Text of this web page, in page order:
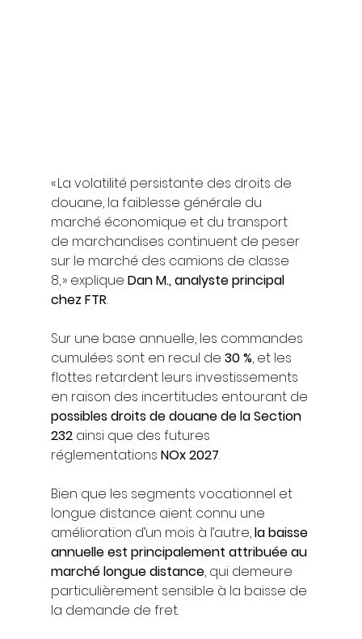
« La volatilité persistante des droits de
douane, la faiblesse générale du
marché économique et du transport
de marchandises continuent de peser
sur le marché des camions de classe
8, » explique Dan M., analyste principal
chez FTR.
Sur une base annuelle, les commandes
cumulées sont en recul de 30 %, et les
flottes retardent leurs investissements
en raison des incertitudes entourant de
possibles droits de douane de la Section
232 ainsi que des futures
réglementations NOx 2027.
Bien que les segments vocationnel et
longue distance aient connu une
amélioration d’un mois à l’autre, la baisse
annuelle est principalement attribuée au
marché longue distance, qui demeure
particulièrement sensible à la baisse de
la demande de fret.